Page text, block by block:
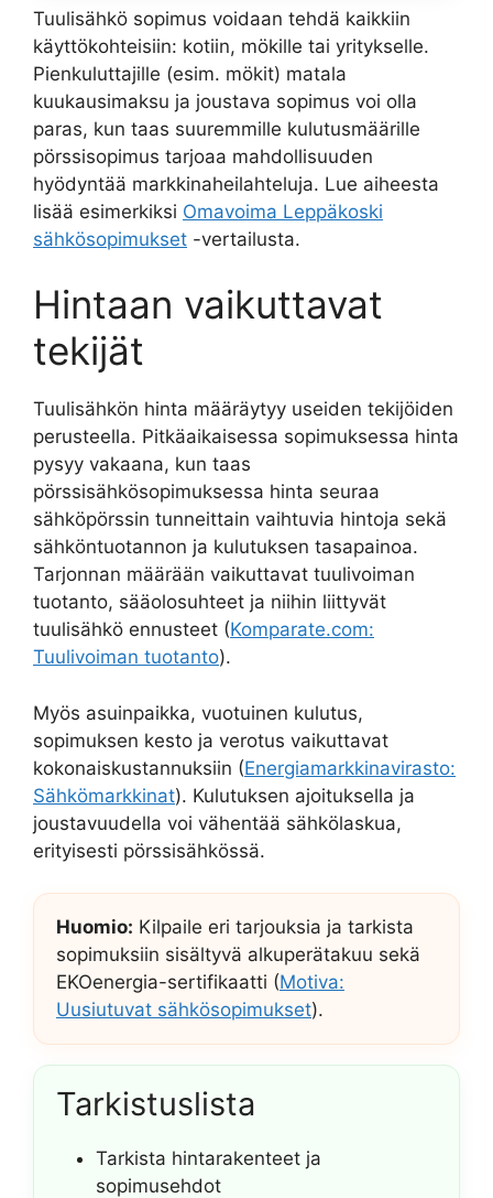
Tuulisähkö sopimus voidaan tehdä kaikkiin
käyttökohteisiin: kotiin, mökille tai yritykselle.
Pienkuluttajille (esim. mökit) matala
kuukausimaksu ja joustava sopimus voi olla
paras, kun taas suuremmille kulutusmäärille
pörssisopimus tarjoaa mahdollisuuden
hyödyntää markkinaheilahteluja. Lue aiheesta
lisää esimerkiksi Omavoima Leppäkoski
sähkösopimukset -vertailusta.
Hintaan vaikuttavat
tekijät
Tuulisähkön hinta määräytyy useiden tekijöiden
perusteella. Pitkäaikaisessa sopimuksessa hinta
pysyy vakaana, kun taas
pörssisähkösopimuksessa hinta seuraa
sähköpörssin tunneittain vaihtuvia hintoja sekä
sähköntuotannon ja kulutuksen tasapainoa.
Tarjonnan määrään vaikuttavat tuulivoiman
tuotanto, sääolosuhteet ja niihin liittyvät
tuulisähkö ennusteet (Komparate.com:
Tuulivoiman tuotanto).
Myös asuinpaikka, vuotuinen kulutus,
sopimuksen kesto ja verotus vaikuttavat
kokonaiskustannuksiin (Energiamarkkinavirasto:
Sähkömarkkinat). Kulutuksen ajoituksella ja
joustavuudella voi vähentää sähkölaskua,
erityisesti pörssisähkössä.
Huomio: Kilpaile eri tarjouksia ja tarkista
sopimuksiin sisältyvä alkuperätakuu sekä
EKOenergia-sertifikaatti (Motiva:
Uusiutuvat sähkösopimukset).
Tarkistuslista
Tarkista hintarakenteet ja
sopimusehdot